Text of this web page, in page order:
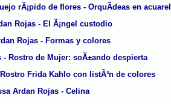
rÃ¡pido de flores - OrquÃ­deas en
Rojas - El Ã¡ngel custodio
Rojas - Formas y colores
- Rostro de Mujer: soÃ±ando despierta
Frida Kahlo con listÃ³n de colores
Ardan Rojas - Celina